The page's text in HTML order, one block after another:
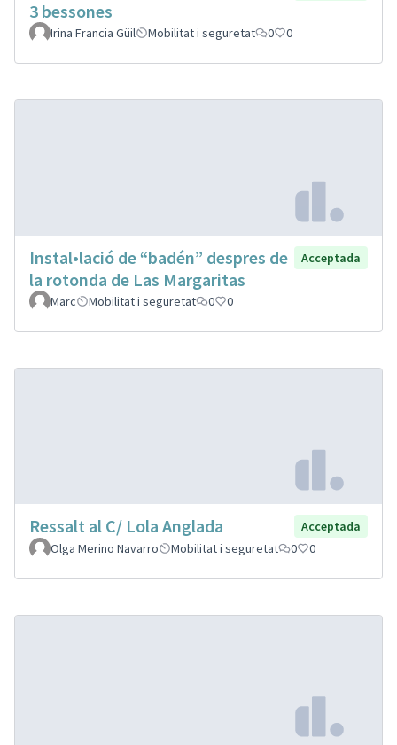
3 bessones
Irina Francia Güil Mobilitat i seguretat 0 0
Instal•lació de “badén” despres de
la rotonda de Las Margaritas
Acceptada
Marc Mobilitat i seguretat 0 0
Ressalt al C/ Lola Anglada
Acceptada
Olga Merino Navarro
Mobilitat i seguretat 0 0